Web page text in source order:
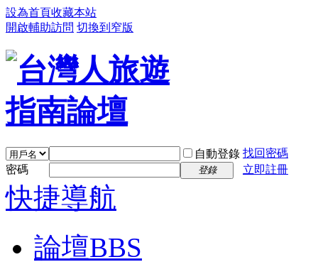
設為首頁收藏本站
開啟輔助訪問 切換到窄版
自動登錄 找回密碼
密碼
登錄 立即註冊
快捷導航
論壇BBS